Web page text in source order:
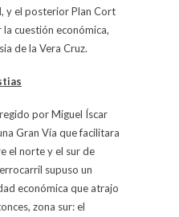
y el posterior Plan Cort
cuestión económica,
de la Vera Cruz.
por Miguel Íscar
Gran Vía que facilitara
el norte y el sur de
supuso un
económica que atrajo
zona sur: el